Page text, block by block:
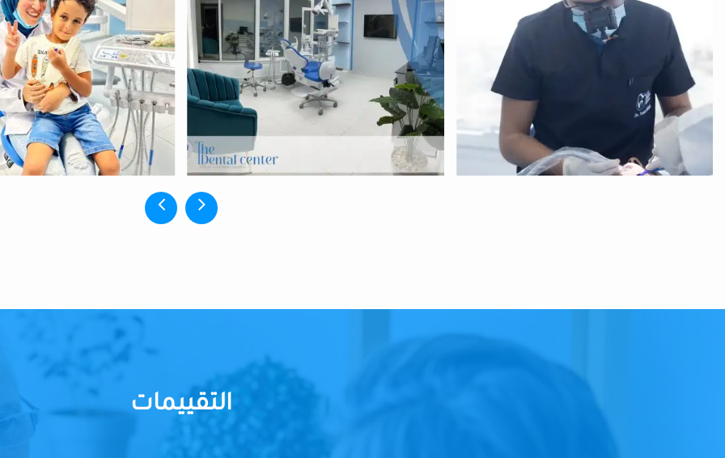
التقييمات